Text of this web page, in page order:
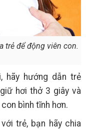
trẻ để động viên con.
hãy hướng dẫn trẻ
hơi thở 3 giây và
bình tĩnh hơn.
trẻ, bạn hãy chia